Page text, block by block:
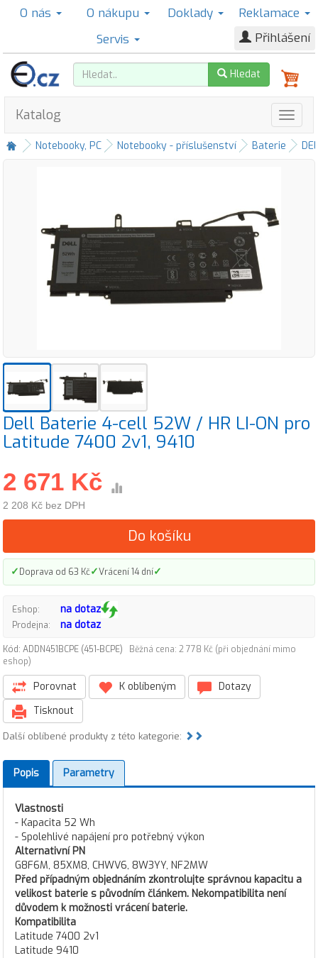
O nás O nákupu Doklady
Reklamace
Servis
Přihlášení
Hledat
Katalog
Notebooky, PC Notebooky - příslušenství Baterie
Dell Baterie 4-cell 52W / HR LI-ON pro
Latitude 7400 2v1, 9410
2 671 Kč
2 208 Kč bez DPH
Do košíku
✓Doprava od 63 Kč✓Vrácení 14 dní✓
Eshop: na dotaz
Prodejna: na dotaz
Kód: ADDN451BCPE (451-BCPE)
Běžná cena: 2 778 Kč (při objednání mimo
eshop)
Porovnat K oblíbeným
Dotazy
Tisknout
Další oblíbené produkty z této kategorie:
Popis Parametry
Vlastnosti
- Kapacita 52 Wh
- Spolehlivé napájení pro potřebný výkon
Alternativní PN
G8F6M, 85XM8, CHWV6, 8W3YY, NF2MW
Před případným objednáním zkontrolujte správnou kapacitu a
velikost baterie s původním článkem. Nekompatibilita není
důvodem k možnosti vrácení baterie.
Kompatibilita
Latitude 7400 2v1
Latitude 9410